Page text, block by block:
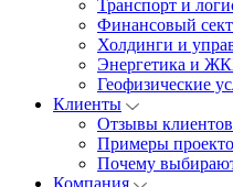
Транспорт и
Финансовый
Холдинги и
Энергетика и
Геофизические
Клиенты
Отзывы клиентов
Примеры
Почему
Компания